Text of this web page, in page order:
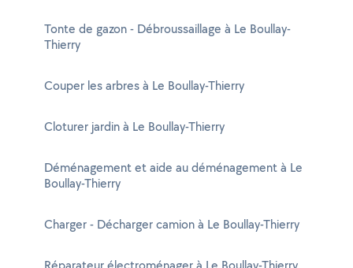
Tonte de gazon - Débroussaillage à Le Boullay-
Thierry
Couper les arbres à Le Boullay-Thierry
Cloturer jardin à Le Boullay-Thierry
Déménagement et aide au déménagement à Le
Boullay-Thierry
Charger - Décharger camion à Le Boullay-Thierry